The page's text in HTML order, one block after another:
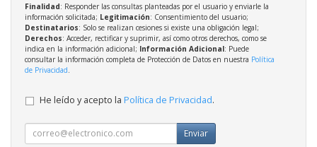
Finalidad: Responder las consultas planteadas por el usuario y enviarle la
información solicitada; Legitimación: Consentimiento del usuario;
Destinatarios: Solo se realizan cesiones si existe una obligación legal;
Derechos: Acceder, rectificar y suprimir, así como otros derechos, como se
indica en la información adicional; Información Adicional: Puede
consultar la información completa de Protección de Datos en nuestra Política
de Privacidad
He leído y acepto la Política de Privacidad.
Enviar